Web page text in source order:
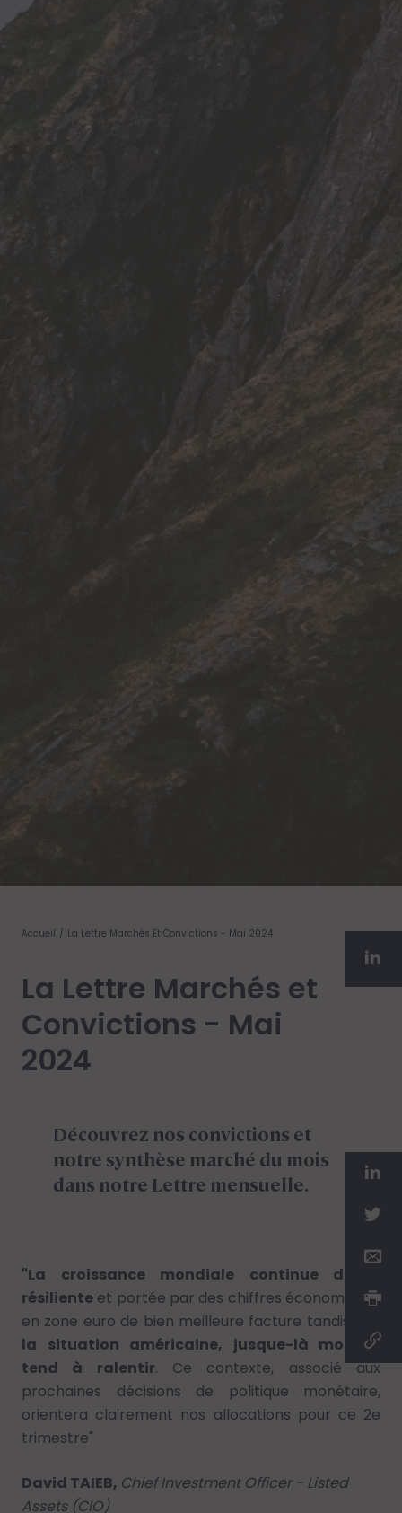
Accueil La Lettre Marchés Et Convictions - Mai 2024
La Lettre Marchés et
Convictions - Mai
2024
Découvrez nos convictions et
notre synthèse marché du mois
dans notre Lettre mensuelle.
"La croissance mondiale continue d’être
résiliente et portée par des chiffres économiques
en zone euro de bien meilleure facture tandis que
la situation américaine, jusque-là moteur,
tend à ralentir. Ce contexte, associé aux
prochaines décisions de politique monétaire,
orientera clairement nos allocations pour ce 2e
trimestre"
David TAIEB, Chief Investment Officer - Listed
Assets (CIO)